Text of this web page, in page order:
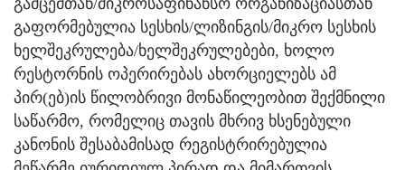
გაფორმებულია სესხის/ლიზინგის/მიკრო სესხის
ხელშეკრულება/ხელშეკრულებები, ხოლო
რესტორნის ოპერირებას ახორციელებს ამ
პირ(ებ)ის წილობრივი მონაწილეობით შექმნილი
საწარმო, რომელიც თავის მხრივ ხსენებული
კანონის შესაბამისად რეგისტრირებულია